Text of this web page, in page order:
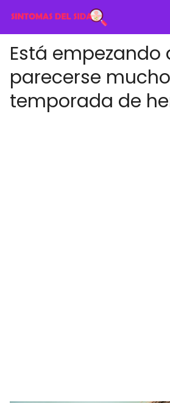
Está empezando
parecerse
temporada de